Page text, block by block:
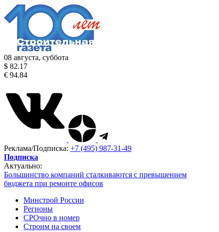
08 августа, суббота
$ 82.17
€ 94.84
Реклама/Подписка: +7 (495) 987-31-49
Подписка
Актуально:
Большинство компаний сталкиваются с превышением
бюджета при ремонте офисов
Минстрой России
Регионы
СРОчно в номер
Строим на своем